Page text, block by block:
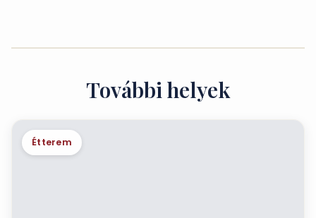
További helyek
Étterem